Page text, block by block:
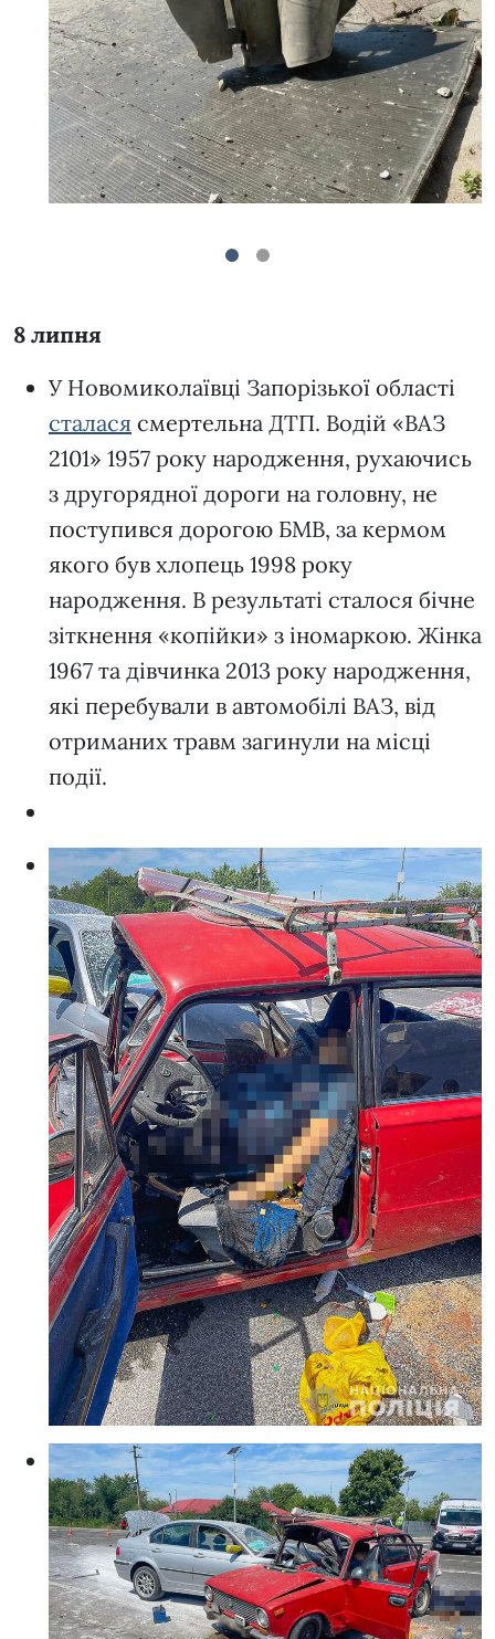
8 липня
У Новомиколаївці Запорізької області
сталася смертельна ДТП. Водій «ВАЗ
2101» 1957 року народження, рухаючись
з другорядної дороги на головну, не
поступився дорогою БМВ, за кермом
якого був хлопець 1998 року
народження. В результаті сталося бічне
зіткнення «копійки» з іномаркою. Жінка
1967 та дівчинка 2013 року народження,
які перебували в автомобілі ВАЗ, від
отриманих травм загинули на місці
події.